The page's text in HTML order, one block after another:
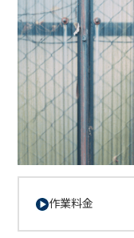
作業料金